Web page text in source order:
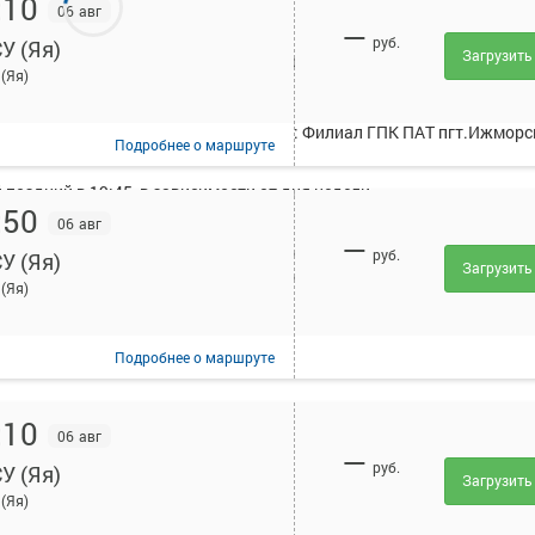
06 авг
(Яя)
Подробнеео маршруте
— руб.
06 авг
(Яя)
Подробнеео маршруте
— руб.
06 авг
(Яя) — руб.
и купить билет онлайн на автобус Кемерово - ДРСУ (Яя).
следующие перевозчики: Филиал ГПК ПАТ
в 19:45, в зависимости от дня недели.
осуществляется при предъявлении оригиналов документов,
детей - свидетельство о рождении). Информация о
указана в вашем бланке или на сайте в разделе "Помощь".